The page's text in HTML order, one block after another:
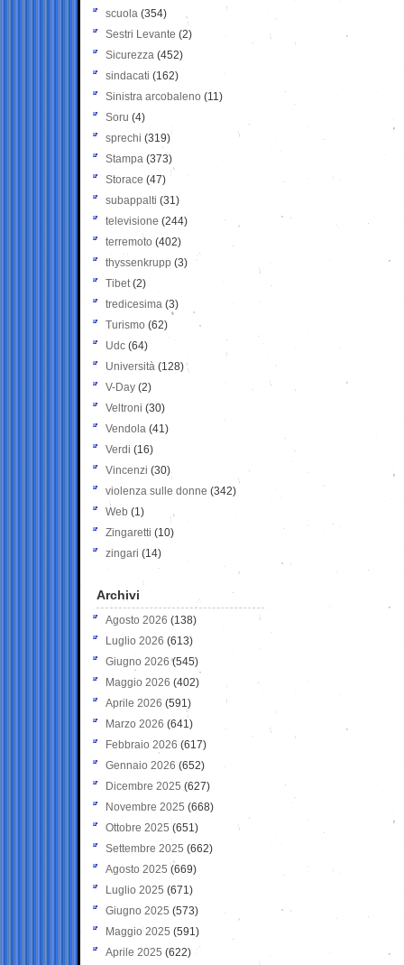
scuola (354)
Sestri Levante (2)
Sicurezza (452)
sindacati (162)
Sinistra arcobaleno (11)
Soru (4)
sprechi (319)
Stampa (373)
Storace (47)
subappalti (31)
televisione(244)
terremoto (402)
thyssenkrupp (3)
Tibet(2)
tredicesima (3)
Turismo (62)
Udc (64)
Università (128)
V-Day (2)
Veltroni (30)
Vendola (41)
Verdi (16)
Vincenzi (30)
violenza sulle donne (342)
Web (1)
Zingaretti (10)
zingari (14)
Archivi
Agosto 2026 (138)
Luglio 2026 (613)
Giugno 2026 (545)
Maggio 2026 (402)
Aprile 2026 (591)
Marzo 2026 (641)
Febbraio 2026 (617)
Gennaio 2026 (652)
Dicembre 2025 (627)
Novembre 2025 (668)
Ottobre 2025 (651)
Settembre 2025 (662)
Agosto 2025 (669)
Luglio 2025 (671)
Giugno 2025 (573)
Maggio 2025 (591)
Aprile 2025 (622)